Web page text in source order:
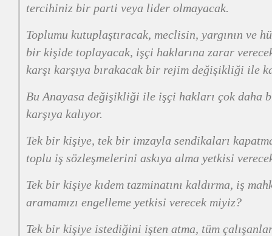
tercihiniz bir parti veya lider olmayacak.
Toplumu kutuplaştıracak, meclisin, yargının ve
bir kişide toplayacak, işçi haklarına zarar
karşı karşıya bırakacak bir rejim değişikliği ile
Bu Anayasa değişikliği ile işçi hakları çok daha
karşıya kalıyor.
Tek bir kişiye, tek bir imzayla sendikaları
toplu iş sözleşmelerini askıya alma yetkisi
Tek bir kişiye kıdem tazminatını kaldırma, iş
aramamızı engelleme yetkisi verecek miyiz?
Tek bir kişiye istediğini işten atma, tüm